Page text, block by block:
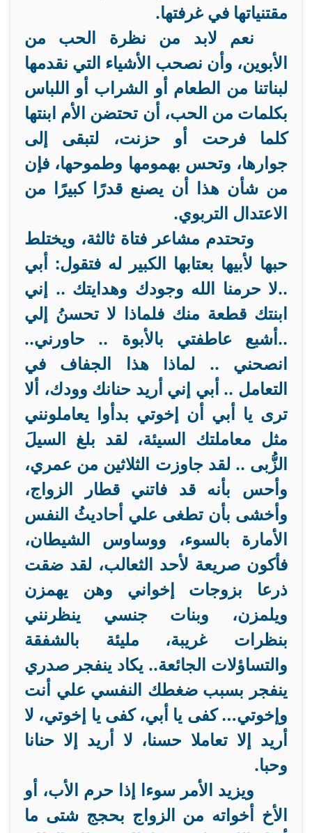
مقتنياتها في غرفتها.
نعم لابد من نظرة الحب من
الأبوين، وأن نصحب الأشياء التي نقدمها
لبناتنا من الطعام أو الشراب أو اللباس
بكلمات من الحب، أن تحتضن الأم ابنتها
كلما فرحت أو حزنت، لتبقى إلى
جوارها، وتحس بهمومها وطموحها، فإن
من شأن هذا أن يصنع قدرًا كبيرًا من
الاعتدال التربوي.
وتحتدم مشاعر فتاة ثالثة، ويختلط
حبها لأبيها بعتابها الكبير له فتقول: أبي
..لا حرمنا الله وجودك وهدايتك .. إني
ابنتك قطعة منك فلماذا لا تحسنُ إلي
..أشبع عاطفتي بالأبوة .. حاورني..
انصحني .. لماذا هذا الجفاف في
التعامل .. أبي إني أريد حنانك وودك، ألا
ترى يا أبي أن إخوتي بدأوا يعاملونني
مثل معاملتك السيئة، لقد بلغ السيلَ
الزُّبى .. لقد جاوزت الثلاثين من عمري،
وأحس بأنه قد فاتني قطار الزواج،
وأخشى بأن تطغى علي أحاديثُ النفس
الأمارة بالسوء، ووساوس الشيطان،
فأكون صريعة لأحد الثعالب، لقد ضقت
ذرعا بزوجات إخواني وهن يهمزن
ويلمزن، وبنات جنسي ينظرنني
بنظرات غريبة، مليئة بالشفقة
والتساؤلات الجائعة.. يكاد ينفجر صدري
ينفجر بسبب ضغطك النفسي علي أنت
وإخوتي… كفى يا أبي، كفى يا إخوتي، لا
أريد إلا تعاملا حسنا، لا أريد إلا حنانا
وحبا.
ويزيد الأمر سوءا إذا حرم الأب، أو
الأخ أخواته من الزواج بحجج شتى ما